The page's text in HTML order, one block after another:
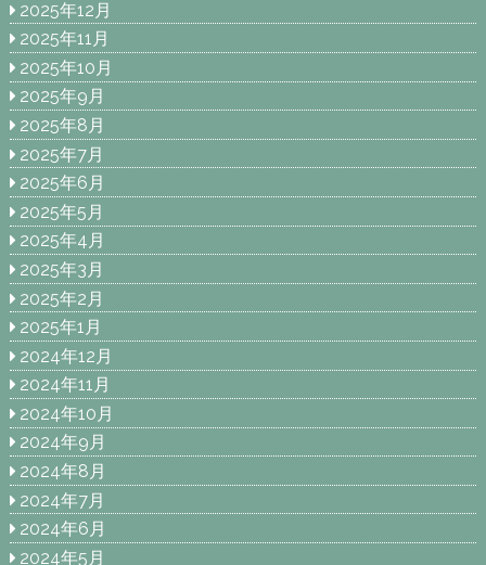
2025年12月
2025年11月
2025年10月
2025年9月
2025年8月
2025年7月
2025年6月
2025年5月
2025年4月
2025年3月
2025年2月
2025年1月
2024年12月
2024年11月
2024年10月
2024年9月
2024年8月
2024年7月
2024年6月
2024年5月